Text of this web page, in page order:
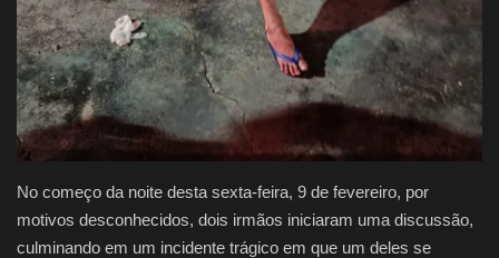
No começo da noite desta sexta-feira, 9 de fevereiro, por
motivos desconhecidos, dois irmãos iniciaram uma discussão,
culminando em um incidente trágico em que um deles se